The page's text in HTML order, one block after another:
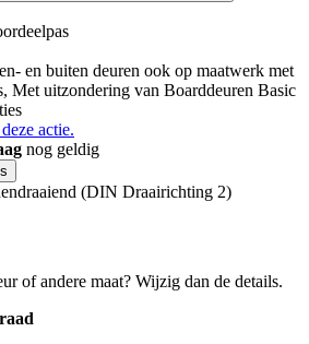
en buiten deuren ook op maatwerk met
Met uitzondering van Boarddeuren Basic
actie.
nog geldig
(DIN Draairichting 2)
of andere maat? Wijzig dan de details.